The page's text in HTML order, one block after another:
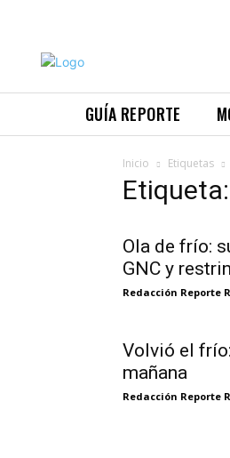
GUÍA REPORTE
Inicio Etiquetas
Ola de frío:
GNC y
Redacción Reporte
Volvió el
mañana
Redacción Reporte